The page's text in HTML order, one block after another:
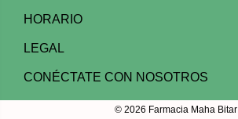
HORARIO
LEGAL
CONÉCTATE CON NOSOTROS
© 2026 Farmacia Maha Bitar